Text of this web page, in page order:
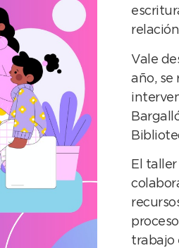
Vale
año, se
El
trabajo